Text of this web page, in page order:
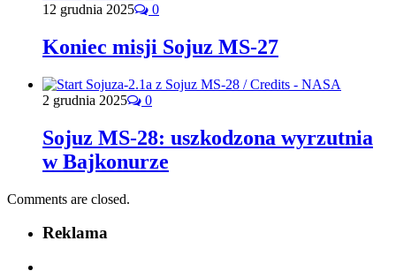
12 grudnia 2025 0
Koniec misji Sojuz MS-27
2 grudnia 2025 0
Sojuz MS-28: uszkodzona wyrzutnia
w Bajkonurze
Comments are closed.
Reklama